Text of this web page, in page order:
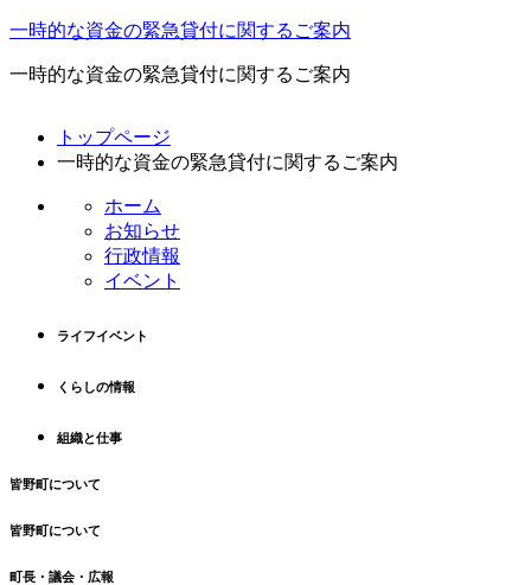
一時的な資金の緊急貸付に関するご案内
一時的な資金の緊急貸付に関するご案内
トップページ
一時的な資金の緊急貸付に関するご案内
ホーム
お知らせ
行政情報
イベント
ライフイベント
くらしの情報
組織と仕事
皆野町について
皆野町について
町長・議会・広報